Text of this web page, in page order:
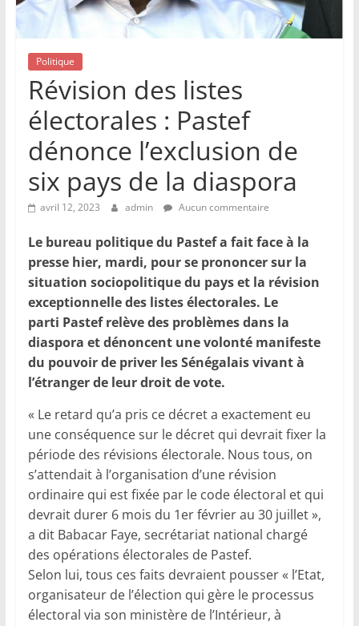
Politique
Révision des listes
électorales : Pastef
dénonce l’exclusion de
six pays de la diaspora
avril 12, 2023 admin Aucun commentaire
Le bureau politique du Pastef a fait face à la
presse hier, mardi, pour se prononcer sur la
situation sociopolitique du pays et la révision
exceptionnelle des listes électorales. Le
parti Pastef relève des problèmes dans la
diaspora et dénoncent une volonté manifeste
du pouvoir de priver les Sénégalais vivant à
l’étranger de leur droit de vote.
« Le retard qu’a pris ce décret a exactement eu
une conséquence sur le décret qui devrait fixer la
période des révisions électorale. Nous tous, on
s’attendait à l’organisation d’une révision
ordinaire qui est fixée par le code électoral et qui
devrait durer 6 mois du 1er février au 30 juillet »,
a dit Babacar Faye, secrétariat national chargé
des opérations électorales de Pastef.
Selon lui, tous ces faits devraient pousser « l’Etat,
organisateur de l’élection qui gère le processus
électoral via son ministère de l’Intérieur, à